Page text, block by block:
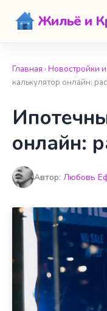
Жильё и
Главная ›Новостройки
калькулятор онлайн:
онлайн:
Автор: Любовь